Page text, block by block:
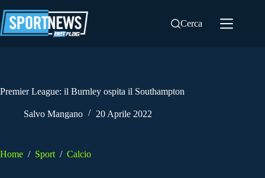
al
contenuto
Cerca
Premier League: il Burnley ospita il Southampton
Salvo Mangano 20 Aprile 2022
Home / Sport / Calcio